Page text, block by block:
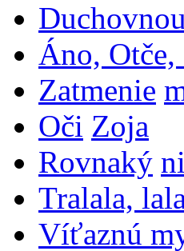
Áno,
Zatmenie
Oči Zoja
Rovnaký
Tralala,
Víťaznú